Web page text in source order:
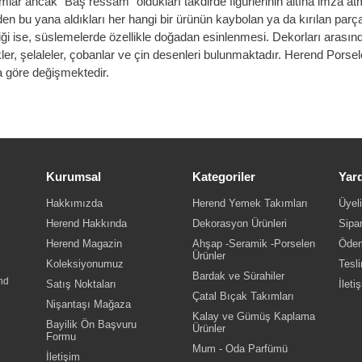
bu yana aldıkları her hangi bir ürünün kaybolan ya da kırılan
ise, süslemelerde özellikle doğadan esinlenmesi. Dekorları
şelaleler, çobanlar ve çin desenleri bulunmaktadır. Herend
göre değişmektedir.
Kurumsal
Hakkımızda
Herend Hakkında
Herend Magazin
Koleksiyonumuz
Satış Noktaları
Nişantaşı Mağaza
Bayilik Ön Başvuru
Formu
İletişim
Kategoriler
Herend Yemek Takımları
Dekorasyon Ürünleri
Ahşap -Seramik -Porselen
Ürünler
Bardak ve Sürahiler
Çatal Bıçak Takımları
Kalay ve Gümüş Kaplama
Ürünler
Mum - Oda Parfümü